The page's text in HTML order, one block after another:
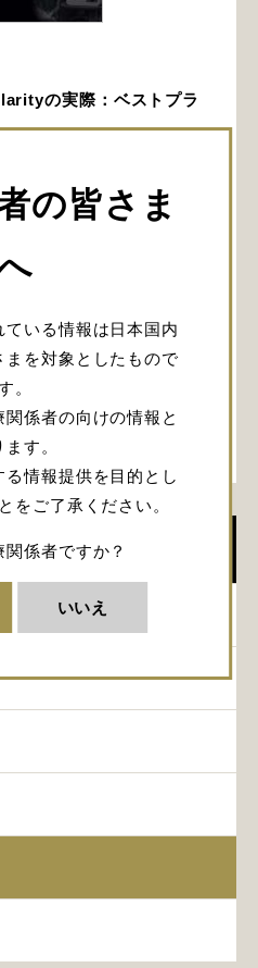
の皆さま
いる情報は日本国内
を対象としたもので
。
係者の向けの情報と
す。
情報提供を目的とし
をご了承ください。
係者ですか？
いいえ
の実際：ベストプラ
音波手術器の使用方法
術エンドポイントについ
用法：安全に、最大限に
する可能性があります。
大学 脳神経外科）